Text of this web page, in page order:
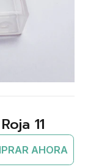
11
AHORA